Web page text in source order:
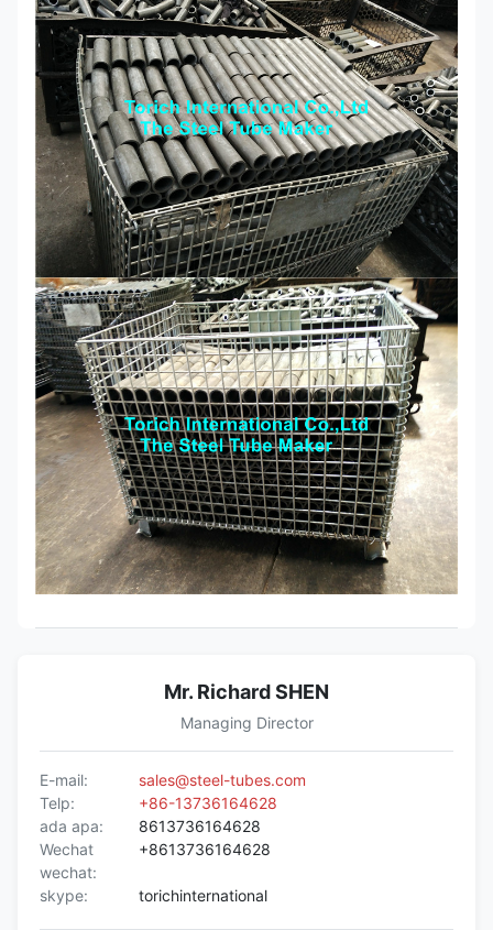
Mr. Richard SHEN
Managing Director
E-mail:
sales@steel-tubes.com
Telp:
+86-13736164628
ada apa:
8613736164628
Wechat
wechat:
+8613736164628
skype: torichinternational